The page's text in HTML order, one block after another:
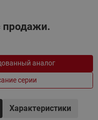
продажи.
аналог
серии
Характеристики